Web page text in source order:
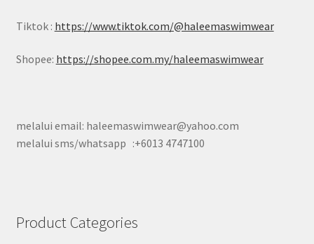
Tiktok : https://www.tiktok.com/@haleemaswimwear
Shopee: https://shopee.com.my/haleemaswimwear
melalui email: haleemaswimwear@yahoo.com
melalui sms/whatsapp :+6013 4747100
Product Categories